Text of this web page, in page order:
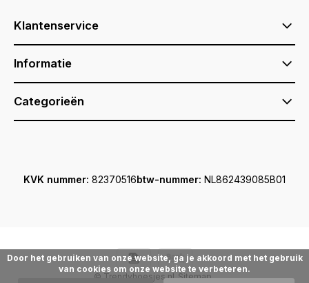
Klantenservice
Informatie
Categorieën
KVK nummer: 82370516btw-nummer: NL862439085B01
© Trendyhoesjes.nl Sitemap
Door het gebruiken van onze website, ga je akkoord met het gebruik
van cookies om onze website te verbeteren.